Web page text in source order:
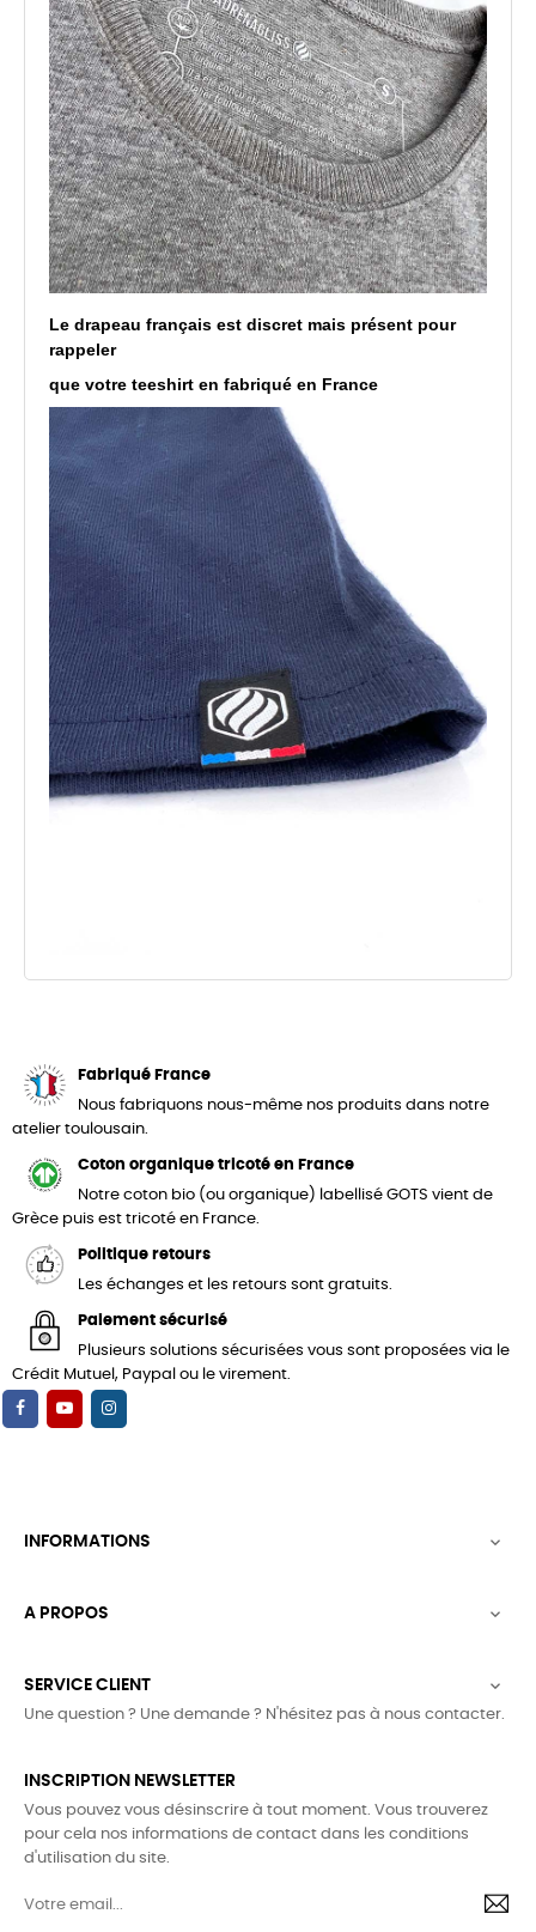
Le drapeau français est discret mais présent pour
rappeler
que votre teeshirt en fabriqué en France
Fabriqué France
Nous fabriquons nous-même nos produits dans notre
atelier toulousain.
Coton organique tricoté en France
Notre coton bio (ou organique) labellisé GOTS vient de
Grèce puis est tricoté en France.
Politique retours
Les échanges et les retours sont gratuits.
Paiement sécurisé
Plusieurs solutions sécurisées vous sont proposées via le
Crédit Mutuel, Paypal ou le virement.
INFORMATIONS 
A PROPOS 
SERVICE CLIENT 
Une question ? Une demande ? N'hésitez pas à nous contacter.
INSCRIPTION NEWSLETTER
Vous pouvez vous désinscrire à tout moment. Vous trouverez
pour cela nos informations de contact dans les conditions
d'utilisation du site.